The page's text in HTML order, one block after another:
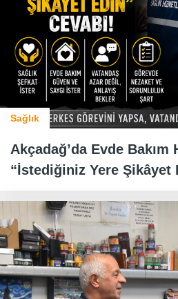
Sağlık
Akçadağ’da Evde Bakım
“İstediğiniz Yere Şikâyet